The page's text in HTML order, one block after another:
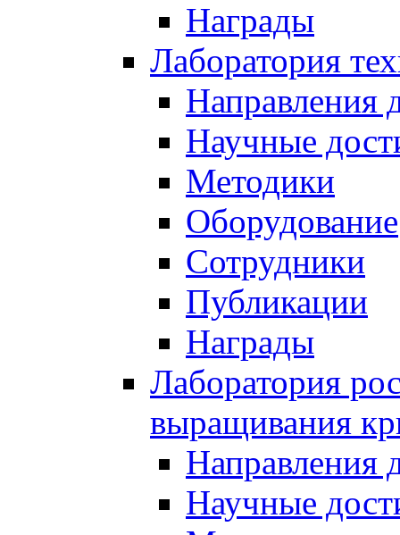
Награды
Лаборатория
Направления
Научные
Методики
Оборудование
Сотрудники
Публикации
Награды
Лаборатория
выращивания
Направления
Научные